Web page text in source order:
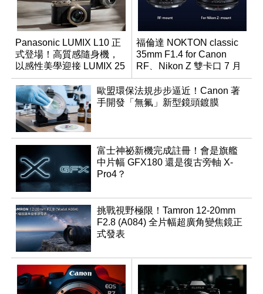
Panasonic LUMIX L10 正
式登場！高質感隨身機，
以感性美學迎接 LUMIX 25
週年
福倫達 NOKTON classic
35mm F1.4 for Canon
RF、Nikon Z 雙卡口 7 月
同步登台
歐盟環保法規步步逼近！Canon 著
手開發「無氟」新型鏡頭鍍膜
富士神祕新機完成註冊！會是旗艦
中片幅 GFX180 還是復古旁軸 X-
Pro4？
挑戰視野極限！Tamron 12-20mm
F2.8 (A084) 全片幅超廣角變焦鏡正
式發表